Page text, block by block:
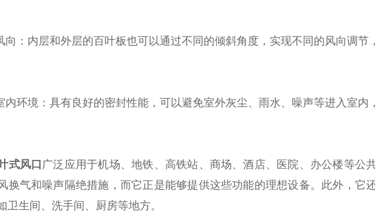
内层和外层的百叶板也可以通过不同的倾斜角度，实现不同的风向调节
境：具有良好的密封性能，可以避免室外灰尘、雨水、噪声等进入室内
式风口 广泛应用于机场、地铁、高铁站、商场、酒店、医院、办公楼等公
换气和噪声隔绝措施，而它正是能够提供这些功能的理想设备。此外，它
卫生间、洗手间、厨房等地方。